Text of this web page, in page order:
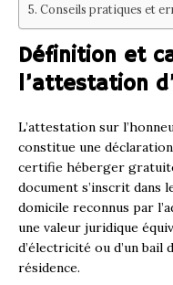
Conseils pratiques et
Définition et
l’attestation
L’attestation sur
constitue une
certifie héberger
document s’inscrit dans
domicile reconnus par
une valeur juridique
d’électricité ou d’un
résidence.